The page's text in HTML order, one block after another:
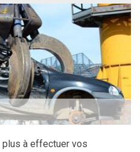
plus à effectuer vos